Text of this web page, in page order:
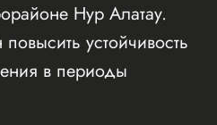
Нур Алатау.
устойчивость
в периоды